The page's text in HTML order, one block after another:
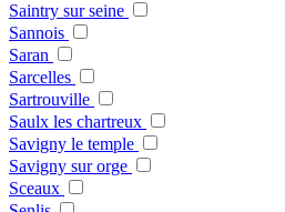
Saintry sur seine
Sannois
Saran
Sarcelles
Sartrouville
Saulx les chartreux
Savigny le temple
Savigny sur orge
Sceaux